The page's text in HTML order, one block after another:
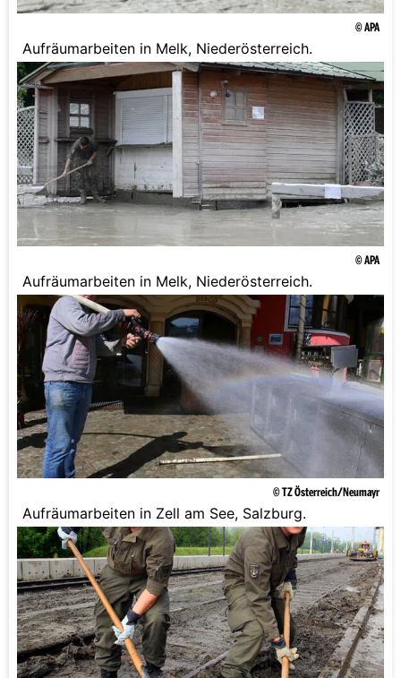
© APA
Aufräumarbeiten in Melk, Niederösterreich.
© APA
Aufräumarbeiten in Melk, Niederösterreich.
© TZ Österreich/Neumayr
Aufräumarbeiten in Zell am See, Salzburg.